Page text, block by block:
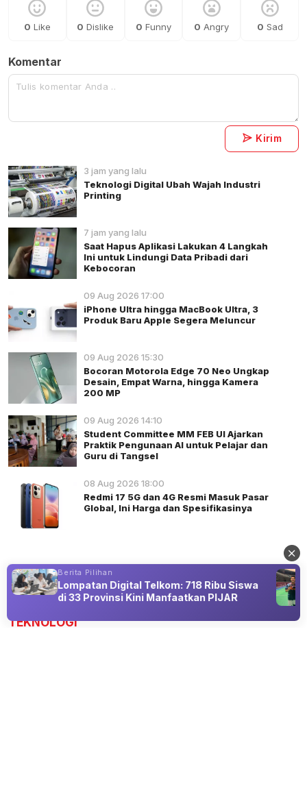
0 Like 0 Dislike 0 Funny 0 Angry 0 Sad
Komentar
Kirim
3 jam yang lalu
Teknologi Digital Ubah Wajah Industri
Printing
7 jam yang lalu
Saat Hapus Aplikasi Lakukan 4 Langkah
Ini untuk Lindungi Data Pribadi dari
Kebocoran
09 Aug 2026 17:00
iPhone Ultra hingga MacBook Ultra, 3
Produk Baru Apple Segera Meluncur
09 Aug 2026 15:30
Bocoran Motorola Edge 70 Neo Ungkap
Desain, Empat Warna, hingga Kamera
200 MP
09 Aug 2026 14:10
Student Committee MM FEB UI Ajarkan
Praktik Pengunaan AI untuk Pelajar dan
Guru di Tangsel
08 Aug 2026 18:00
Redmi 17 5G dan 4G Resmi Masuk Pasar
Global, Ini Harga dan Spesifikasinya
Advertisement
TEKNOLOGI
Berita Pilihan
Lompatan Digital Telkom: 718 Ribu Siswa
di 33 Provinsi Kini Manfaatkan PIJAR